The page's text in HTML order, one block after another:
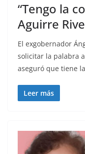
“Tengo la
Aguirre
El exgobernador
solicitar la palabra
aseguró que tiene
Leer más